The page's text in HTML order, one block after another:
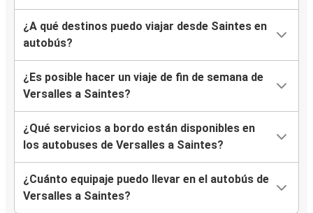
¿A qué destinos puedo viajar desde Saintes en
autobús?
¿Es posible hacer un viaje de fin de semana de
Versalles a Saintes?
¿Qué servicios a bordo están disponibles en
los autobuses de Versalles a Saintes?
¿Cuánto equipaje puedo llevar en el autobús de
Versalles a Saintes?